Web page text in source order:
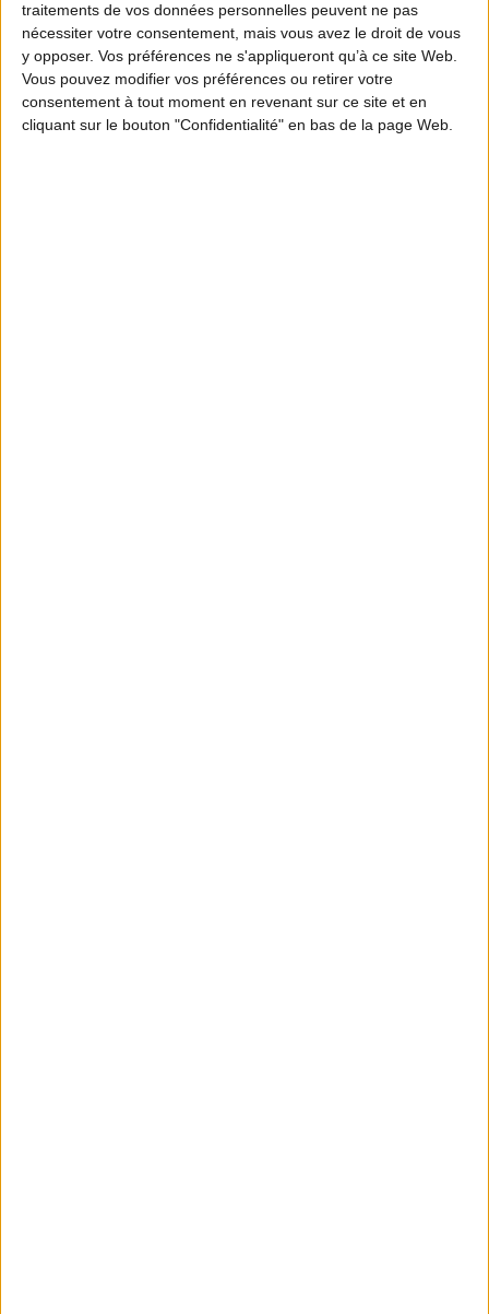
traitements de vos données personnelles peuvent ne pas
nécessiter votre consentement, mais vous avez le droit de vous
y opposer. Vos préférences ne s'appliqueront qu’à ce site Web.
Vous pouvez modifier vos préférences ou retirer votre
consentement à tout moment en revenant sur ce site et en
cliquant sur le bouton "Confidentialité" en bas de la page Web.